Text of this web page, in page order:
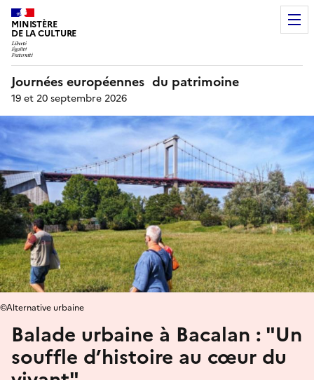
MINISTÈRE
DE LA CULTURE
Journées européennes du patrimoine
19 et 20 septembre 2026
Balade urbaine à Bacalan : "Un
souffle d’histoire au cœur du
©Alternative urbaine